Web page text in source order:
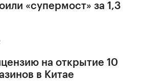
«супермост» за 1,3
на открытие 10
в Китае